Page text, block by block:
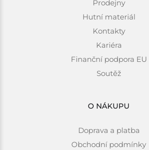
Prodejny
Hutní materiál
Kontakty
Kariéra
Finanční podpora EU
Soutěž
O NÁKUPU
Doprava a platba
Obchodní podmínky